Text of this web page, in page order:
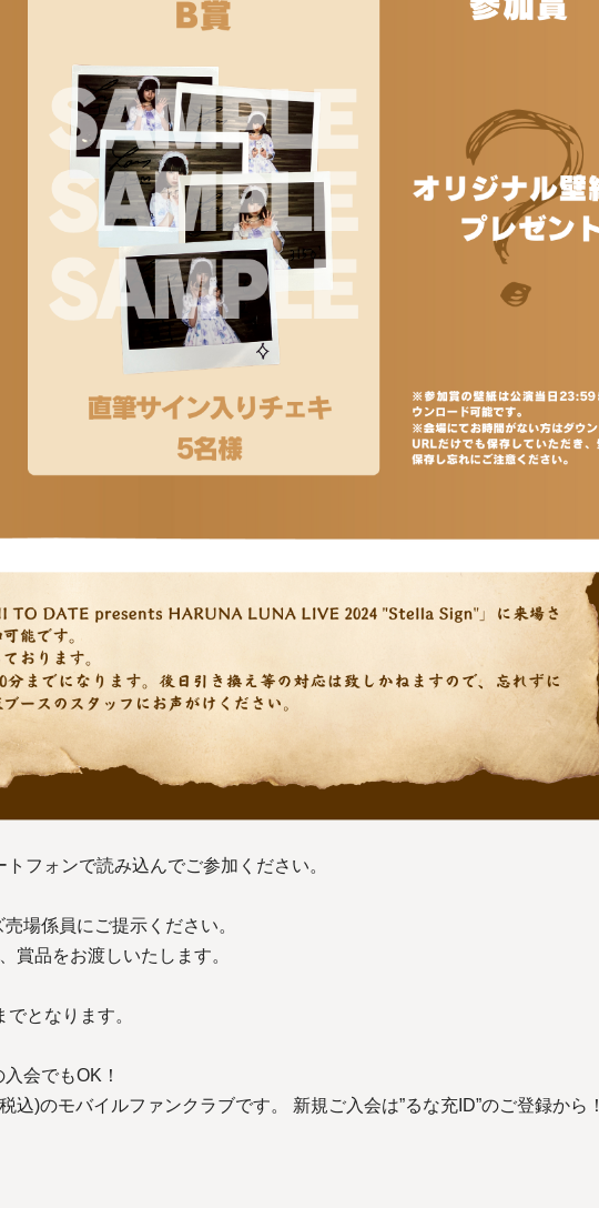
フォンで読み込んでご参加ください。
場係員にご提示ください。
賞品をお渡しいたします。
となります。
会でもOK！
)のモバイルファンクラブです。 新規ご入会は”るな充ID”のご登録から！